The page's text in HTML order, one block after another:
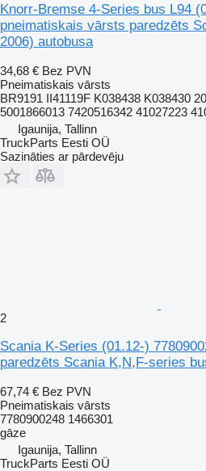
Knorr-Bremse 4-Series bus L94
pneimatiskais vārsts paredzēts
2006) autobusa
34,68 € Bez PVN
Pneimatiskais vārsts
BR9191 II41119F K038438 K038430
5001866013 7420516342 41027223
Igaunija, Tallinn
TruckParts Eesti OÜ
Sazināties ar pārdevēju
2
Scania K-Series (01.12-)
paredzēts Scania K,N,F-series
67,74 € Bez PVN
Pneimatiskais vārsts
7780900248 1466301
gāze
Igaunija, Tallinn
TruckParts Eesti OÜ